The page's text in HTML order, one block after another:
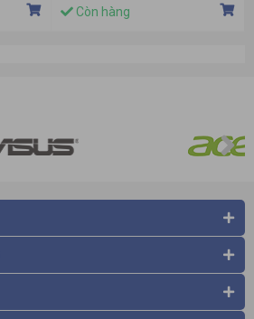
Còn hàng